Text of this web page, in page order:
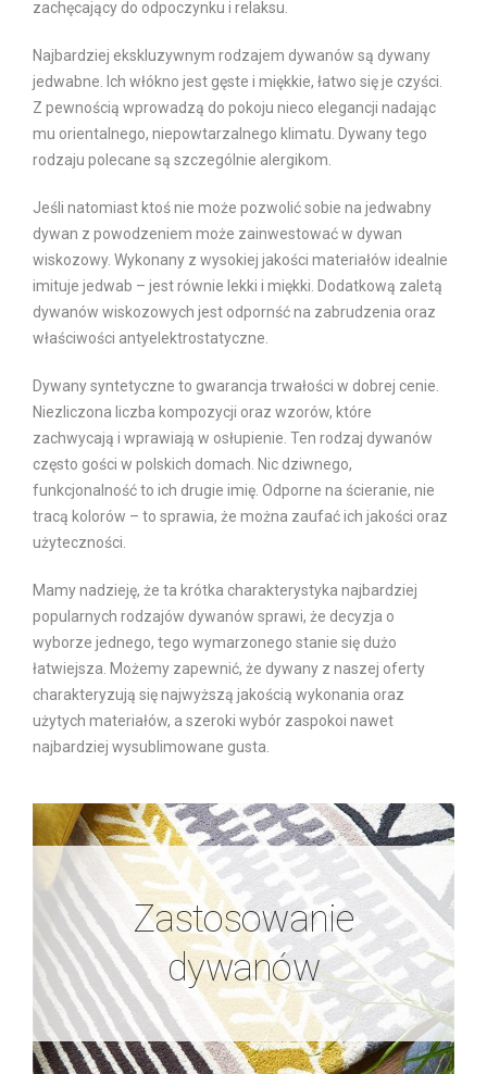
zachęcający do odpoczynku i relaksu.
Najbardziej ekskluzywnym rodzajem dywanów są dywany
jedwabne. Ich włókno jest gęste i miękkie, łatwo się je czyści.
Z pewnością wprowadzą do pokoju nieco elegancji nadając
mu orientalnego, niepowtarzalnego klimatu. Dywany tego
rodzaju polecane są szczególnie alergikom.
Jeśli natomiast ktoś nie może pozwolić sobie na jedwabny
dywan z powodzeniem może zainwestować w dywan
wiskozowy. Wykonany z wysokiej jakości materiałów idealnie
imituje jedwab – jest równie lekki i miękki. Dodatkową zaletą
dywanów wiskozowych jest odpornść na zabrudzenia oraz
właściwości antyelektrostatyczne.
Dywany syntetyczne to gwarancja trwałości w dobrej cenie.
Niezliczona liczba kompozycji oraz wzorów, które
zachwycają i wprawiają w osłupienie. Ten rodzaj dywanów
często gości w polskich domach. Nic dziwnego,
funkcjonalność to ich drugie imię. Odporne na ścieranie, nie
tracą kolorów – to sprawia, że można zaufać ich jakości oraz
użyteczności.
Mamy nadzieję, że ta krótka charakterystyka najbardziej
popularnych rodzajów dywanów sprawi, że decyzja o
wyborze jednego, tego wymarzonego stanie się dużo
łatwiejsza. Możemy zapewnić, że dywany z naszej oferty
charakteryzują się najwyższą jakością wykonania oraz
użytych materiałów, a szeroki wybór zaspokoi nawet
najbardziej wysublimowane gusta.
Zastosowanie
dywanów
Zastosowanie
dywanów
Zobacz więcej